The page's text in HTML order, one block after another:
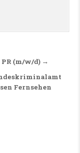
(m/w/d) →
Fernsehen